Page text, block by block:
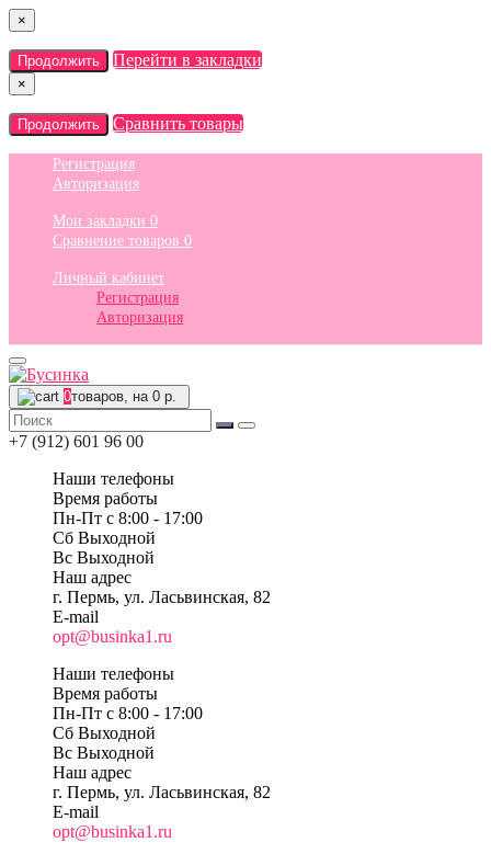
×
Продолжить Перейти в закладки
×
Продолжить Сравнить товары
Регистрация
Авторизация
Мои закладки 0
Сравнение товаров 0
Личный кабинет
Регистрация
Авторизация
0товаров, на 0 р.
+7 (912) 601 96 00
Наши телефоны
Время работы
Пн-Пт c 8:00 - 17:00
Сб Выходной
Вс Выходной
Наш адрес
г. Пермь, ул. Ласьвинская, 82
E-mail
opt@businka1.ru
Наши телефоны
Время работы
Пн-Пт c 8:00 - 17:00
Сб Выходной
Вс Выходной
Наш адрес
г. Пермь, ул. Ласьвинская, 82
E-mail
opt@businka1.ru